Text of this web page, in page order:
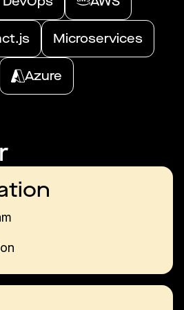
Microservices
Azure